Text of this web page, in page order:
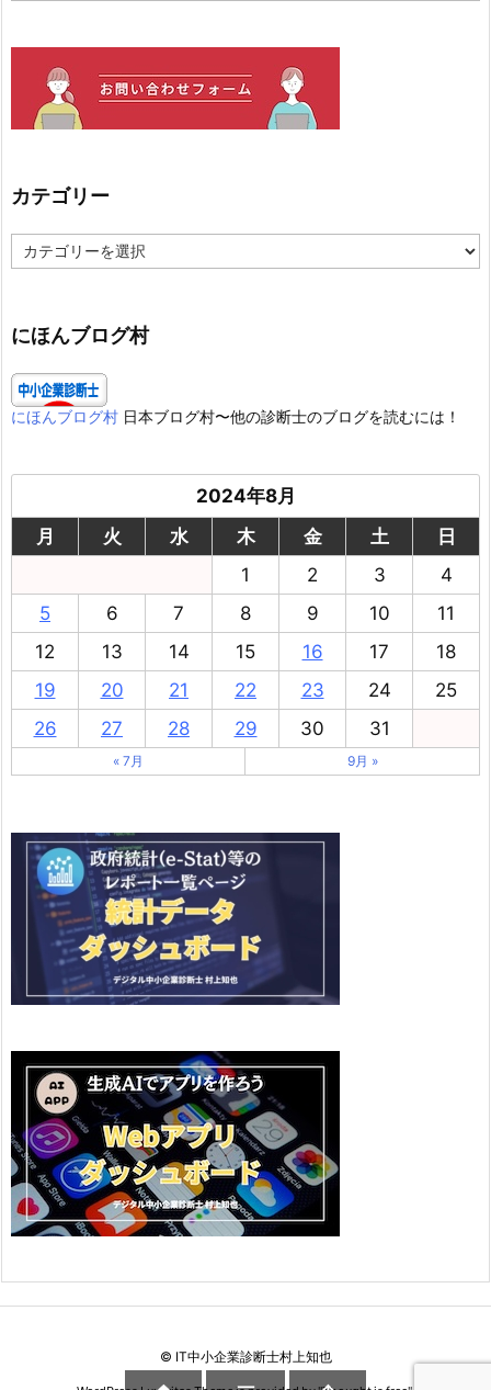
カテゴリー
テ
ー
にほんブログ村
にほんブログ村 日本ブログ村〜他の診断士のブログを読むには！
2024年8月
月
火 水 木 金 土
日
1
2 3
4
5
6 7 8 9 10
11
12
13 14 15 16 17
18
19
20 21 22 23 24
25
26
27 28 29 30 31
« 7月 9月 »
© IT中小企業診断士村上知也